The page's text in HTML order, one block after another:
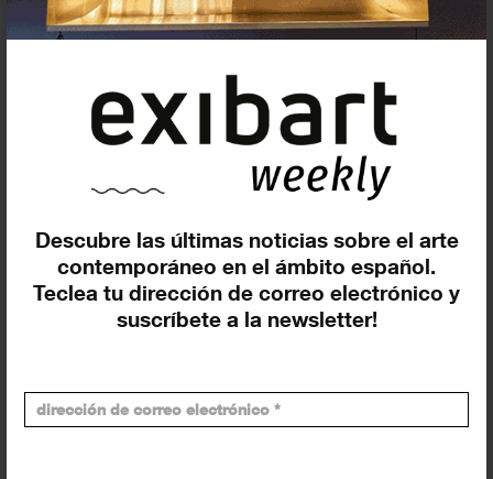
Descubre las últimas noticias sobre el arte
contemporáneo en el ámbito español.
Teclea tu dirección de correo electrónico y
suscríbete a la newsletter!
Agenda
Exposiciones, inauguraciones,
actividades.
¡Te ayudamos a encontrar el
Exposiciones y eventos
En curso y futuros